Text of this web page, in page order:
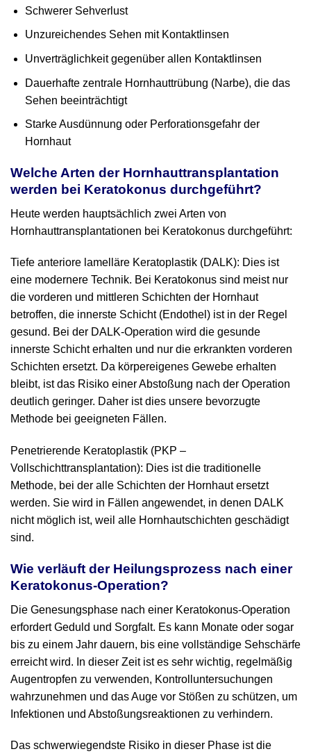
Schwerer Sehverlust
Unzureichendes Sehen mit Kontaktlinsen
Unverträglichkeit gegenüber allen Kontaktlinsen
Dauerhafte zentrale Hornhauttrübung (Narbe), die das
Sehen beeinträchtigt
Starke Ausdünnung oder Perforationsgefahr der
Hornhaut
Welche Arten der Hornhauttransplantation
werden bei Keratokonus durchgeführt?
Heute werden hauptsächlich zwei Arten von
Hornhauttransplantationen bei Keratokonus durchgeführt:
Tiefe anteriore lamelläre Keratoplastik (DALK): Dies ist
eine modernere Technik. Bei Keratokonus sind meist nur
die vorderen und mittleren Schichten der Hornhaut
betroffen, die innerste Schicht (Endothel) ist in der Regel
gesund. Bei der DALK-Operation wird die gesunde
innerste Schicht erhalten und nur die erkrankten vorderen
Schichten ersetzt. Da körpereigenes Gewebe erhalten
bleibt, ist das Risiko einer Abstoßung nach der Operation
deutlich geringer. Daher ist dies unsere bevorzugte
Methode bei geeigneten Fällen.
Penetrierende Keratoplastik (PKP –
Vollschichttransplantation): Dies ist die traditionelle
Methode, bei der alle Schichten der Hornhaut ersetzt
werden. Sie wird in Fällen angewendet, in denen DALK
nicht möglich ist, weil alle Hornhautschichten geschädigt
sind.
Wie verläuft der Heilungsprozess nach einer
Keratokonus-Operation?
Die Genesungsphase nach einer Keratokonus-Operation
erfordert Geduld und Sorgfalt. Es kann Monate oder sogar
bis zu einem Jahr dauern, bis eine vollständige Sehschärfe
erreicht wird. In dieser Zeit ist es sehr wichtig, regelmäßig
Augentropfen zu verwenden, Kontrolluntersuchungen
wahrzunehmen und das Auge vor Stößen zu schützen, um
Infektionen und Abstoßungsreaktionen zu verhindern.
Das schwerwiegendste Risiko in dieser Phase ist die